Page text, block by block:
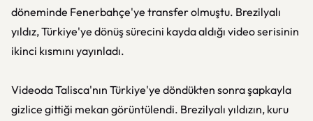
döneminde Fenerbahçe'ye transfer olmuştu. Brezilyalı
yıldız, Türkiye'ye dönüş sürecini kayda aldığı video serisinin
ikinci kısmını yayınladı.
Videoda Talisca'nın Türkiye'ye döndükten sonra şapkayla
gizlice gittiği mekan görüntülendi. Brezilyalı yıldızın, kuru